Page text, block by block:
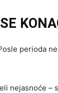
perioda
nejasnoće –